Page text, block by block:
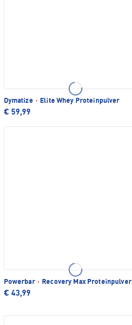
Dymatize · Elite Whey Proteinpulver
€ 59,99
Powerbar · Recovery Max Proteinpulver
€ 43,99